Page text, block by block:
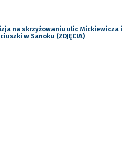
na skrzyżowaniu ulic Mickiewicza i
w Sanoku (ZDJĘCIA)